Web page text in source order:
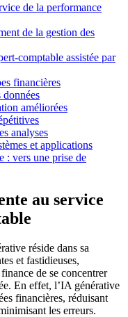
de la performance
de la gestion des
comptable assistée par
financières
données
améliorées
analyses
et applications
: vers une prise de
au service
réside dans sa
et fastidieuses,
de se concentrer
En effet, l’IA générative
financières, réduisant
les erreurs.